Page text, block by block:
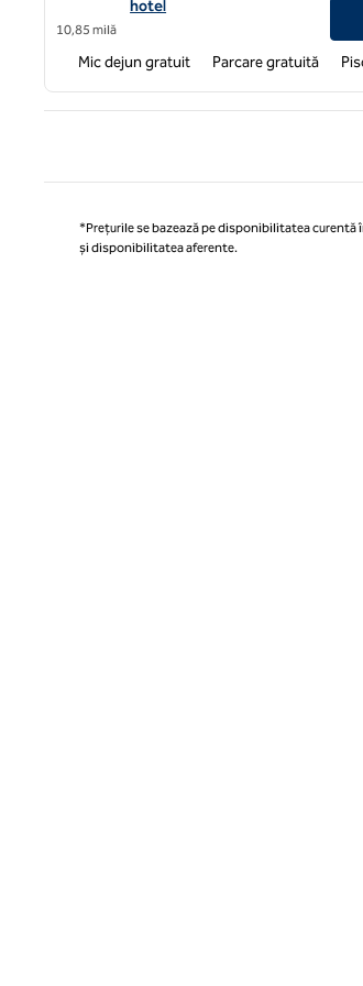
hotel
10,85 milă
Mic dejun gratuit Parcare gratuită
*Prețurile se bazează pe disponibilitatea
și disponibilitatea aferente.